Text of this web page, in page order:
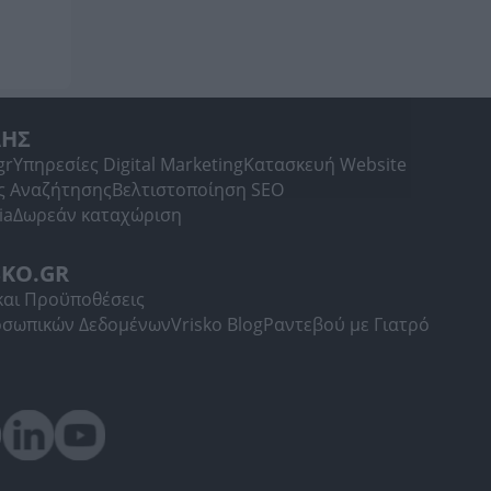
Υπηρεσίες Digital MarketingΚατασκευή Website
ΑναζήτησηςΒελτιστοποίηση SEO
Δωρεάν καταχώριση
Προϋποθέσεις
ΔεδομένωνVrisko BlogΡαντεβού με Γιατρό